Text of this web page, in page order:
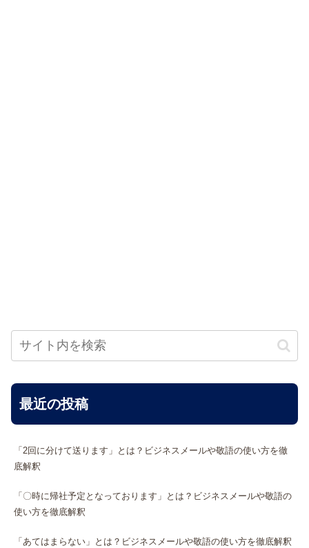
最近の投稿
「2回に分けて送ります」とは？ビジネスメールや敬語の使い方を徹
底解釈
「〇時に帰社予定となっております」とは？ビジネスメールや敬語の
使い方を徹底解釈
「あてはまらない」とは？ビジネスメールや敬語の使い方を徹底解釈